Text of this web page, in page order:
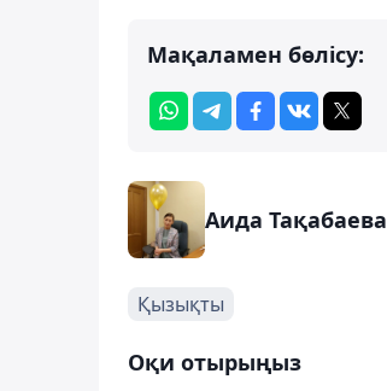
Мақаламен бөлісу:
Аида Тақабаева
Қызықты
Оқи отырыңыз